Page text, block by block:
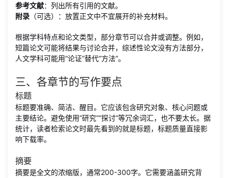
参考文献：列出所有引用的文献。
附录 （可选）：放置正文中不宜展开的补充材料。
根据学科特点和论文类型，部分章节可以合并或调整。例如，
短篇论文可能将结果与讨论合并，综述性论文没有方法部分，
人文学科可能用“论证”替代“方法”。
三、各章节的写作要点
标题
标题要准确、简洁、醒目。它应该包含研究对象、核心问题或
主要结论。避免使用“研究”“探讨”等冗余词汇，也不要太长。据
统计，读者检索论文时最先看到的就是标题，标题质量直接影
响下载率。
摘要
摘要是全文的浓缩版，通常200-300字。它需要涵盖研究背